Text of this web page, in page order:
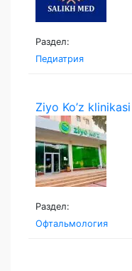
Раздел:
Педиатрия
Ziyo Ko’z klinikasi
Раздел:
Офтальмология